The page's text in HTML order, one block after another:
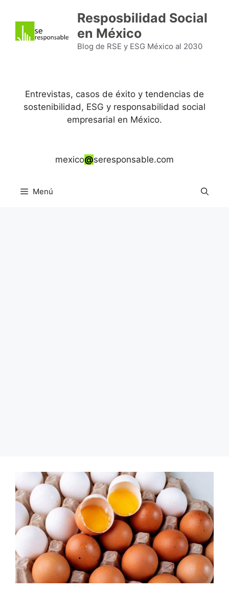
contenido
Resposbilidad Social
en México
Blog de RSE y ESG México al 2030
Entrevistas, casos de éxito y tendencias de
sostenibilidad, ESG y responsabilidad social
empresarial en México.
mexico@seresponsable.com
Menú